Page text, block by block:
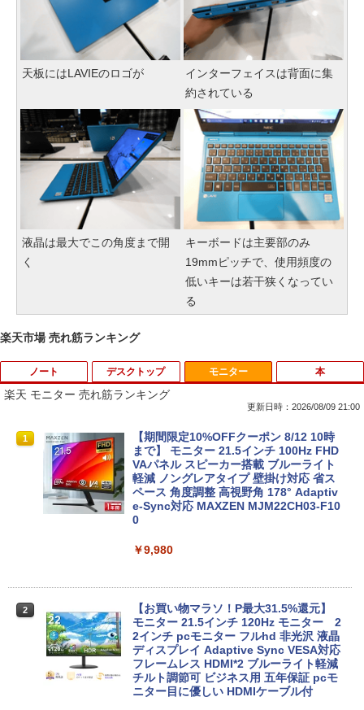
天板にはLAVIEのロゴが
インターフェイスは背面に集
約されている
液晶は最大でこの角度まで開
く
キーボードは主要部のみ
19mmピッチで、使用頻度の
低いキーは若干狭くなってい
る
楽天市場 売れ筋ランキング
ノート
1
【期間限定 ポイントUP＆クーポン配
布】 Lenovo Chromebook Duet EDU G
2 2in1 ノートパソコン 83HKS00M00 Ch
romeOS MediaTek Kompanio 838 メモ
リ4GB eMMC64GB 10.95インチ タッチ
対応 再生品Sランク
H&B 搭載｜中古ノートパソコン Windo
ws11 Office付｜テンキー DVD 搭載｜C
ore i5 第7世代 メモリ 8GB SSD 256GB
｜店長厳選 Lenovo ThinkPad 15.6型 Bl
uetooth Wi-Fi 無線｜中古 パソコン 中古
PC Word Excel
デスクトップ
1
【送料無料】ETC: hp ProDesk 400 G6
Desktop Mini PC Core i5-10500T 2.30
GHz /メモリ16GB /SSD256GB/HDD500
GB/無線LAN/光学ドライブ付き/ 【Wind
ows11】WPS Office付き /超小型 中古デ
スクトップパソコン 【3ケ月保証】 ＆
おまけ付き（中古USB式キーボートとマ
【楽天ランキング1位！】デスクトップパ
ソコン 一体型pc 23.8型 フルHD液晶一体
型 デスクトップパソコン インテル Core
7【Windows 11搭載】USB 2.0 USB 3.0
5G WIFI搭載 一体型パソコン メモリー 8
~16GB SSD 256~2048GB PSE認証済
モニター
楽天 モニター 売れ筋ランキング
更新日時：2026/08/09 21:00
1
【期間限定10%OFFクーポン 8/12 10時
まで】 モニター 21.5インチ 100Hz FHD
VAパネル スピーカー搭載 ブルーライト
軽減 ノングレアタイプ 壁掛け対応 省ス
ペース 角度調整 高視野角 178° Adaptiv
e-Sync対応 MAXZEN MJM22CH03-F10
0
￥9,980
2
【お買い物マラソ！P最大31.5%還元】
モニター 21.5インチ 120Hz モニター 2
2インチ pcモニター フルhd 非光沢 液晶
ディスプレイ Adaptive Sync VESA対応
フレームレス HDMI*2 ブルーライト軽減
チルト調節可 ビジネス用 五年保証 pcモ
ニター目に優しい HDMIケーブル付
本